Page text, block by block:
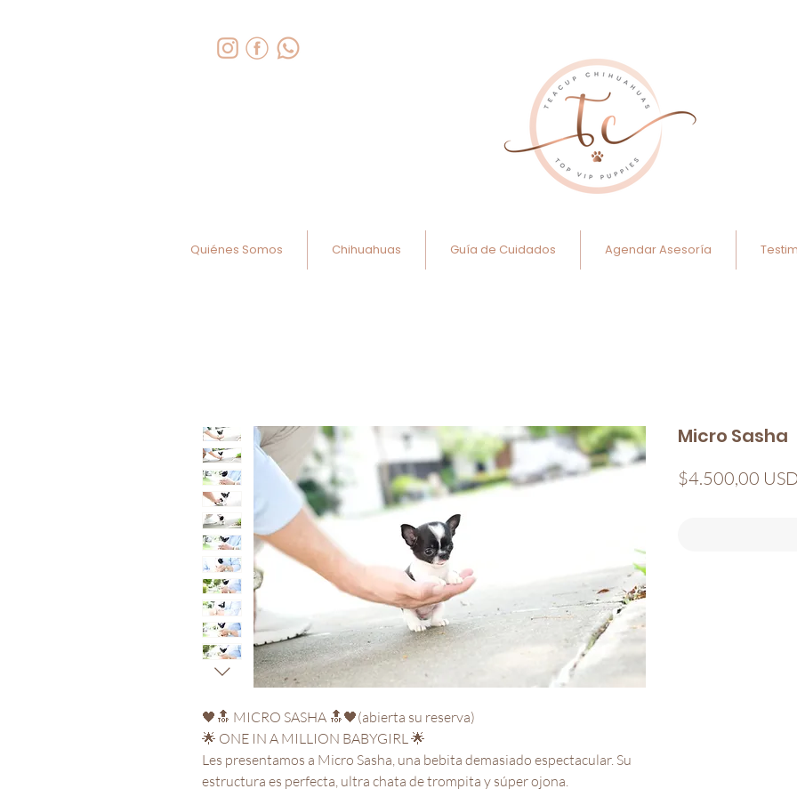
Quiénes Somos Chihuahuas Guía de Cuidados Agendar Asesoría
🖤🔝 MICRO SASHA 🔝🖤(abierta su reserva)
🌟 ONE IN A MILLION BABYGIRL 🌟
Les presentamos a Micro Sasha, una bebita demasiado espectacular. Su
estructura es perfecta, ultra chata de trompita y súper ojona.
Micro Sasha
$4.500,00 USD